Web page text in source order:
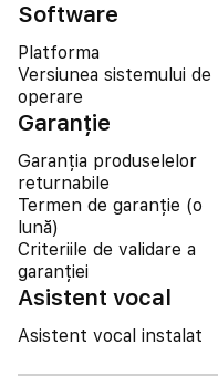
Software
Platforma
Versiunea sistemului de
operare
Garanție
Garanția produselelor
returnabile
Termen de garanție (o
lună)
Criteriile de validare a
garanției
Asistent vocal
Asistent vocal instalat